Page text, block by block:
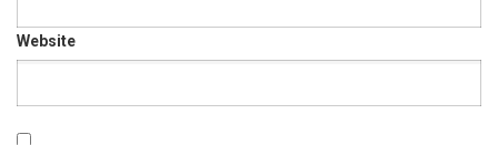
Website